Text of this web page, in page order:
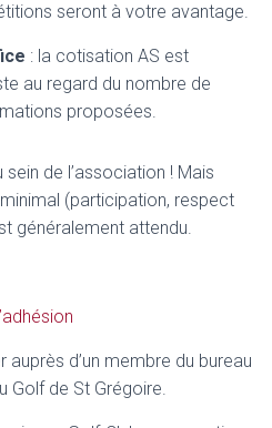
seront à votre avantage.
: la cotisation AS est
au regard du nombre de
proposées.
de l’association ! Mais
(participation, respect
généralement attendu.
d’un membre du bureau
Golf de St Grégoire.